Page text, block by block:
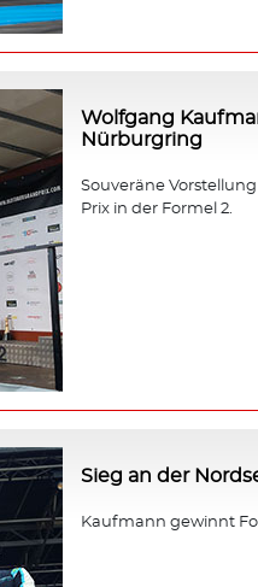
Wolfgang
Nürburgring
Souveräne
Prix in der Formel 2.
Sieg an der
Kaufmann gewinnt